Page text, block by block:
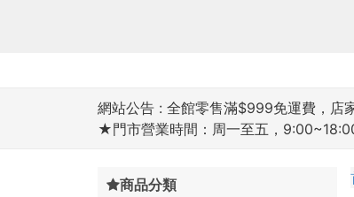
網站公告 : 全館零售滿$999免運費，店
★門市營業時間：周一至五，
商品分類